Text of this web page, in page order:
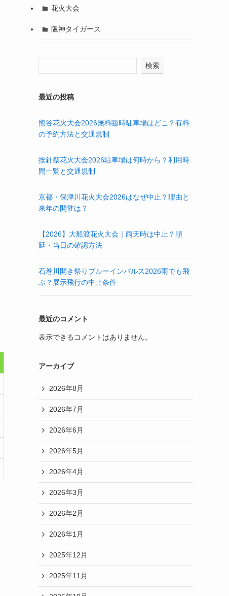
花火大会
阪神タイガース
検索
最近の投稿
熊谷花火大会2026無料臨時駐車場はどこ？有料
の予約方法と交通規制
按針祭花火大会2026駐車場は何時から？利用時
間一覧と交通規制
京都・保津川花火大会2026はなぜ中止？理由と
来年の開催は？
【2026】大船渡花火大会｜雨天時は中止？順
延・当日の確認方法
石巻川開き祭りブルーインパルス2026雨でも飛
ぶ？展示飛行の中止条件
最近のコメント
表示できるコメントはありません。
アーカイブ
2026年8月
2026年7月
2026年6月
2026年5月
2026年4月
2026年3月
2026年2月
2026年1月
2025年12月
2025年11月